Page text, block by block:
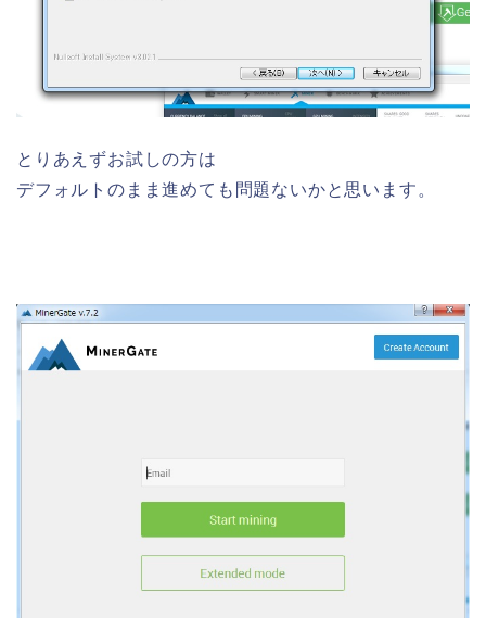
とりあえずお試しの方は
デフォルトのまま進めても問題ないかと思います。